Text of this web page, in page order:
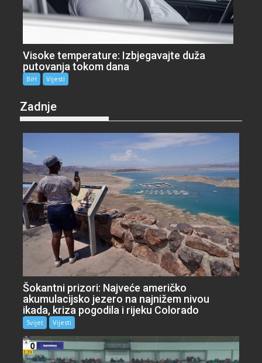
Visoke temperature: Izbjegavajte duža
putovanja tokom dana
BiH Vijesti
Zadnje
Šokantni prizori: Najveće američko
akumulacijsko jezero na najnižem nivou
ikada, kriza pogodila i rijeku Colorado
Svijet Vijesti